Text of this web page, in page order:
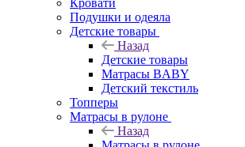
Кровати
Подушки и одеяла
Детские товары
Назад
Детские товары
Матрасы BABY
Детский текстиль
Топперы
Матрасы в рулоне
Назад